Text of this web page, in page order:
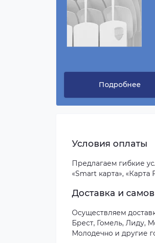
Подробнее
Условия оплаты
Предлагаем гибкие
«Smart карта»,
Доставка и
Осуществляем
Брест, Гомель, Лиду,
Молодечно и другие